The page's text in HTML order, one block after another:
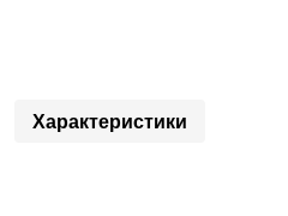
Характеристики